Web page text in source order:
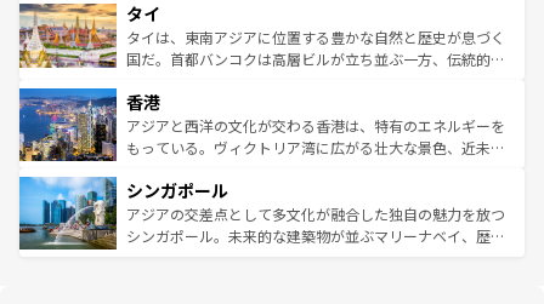
リティに包まれながら、韓国の多彩な魅力を心ゆくまで味
わってみてほしい。 なお、新着の韓国情報はコンテンツ一
覧を参照してほしい。
急速な発展と共に伝統が息づく。ハノイの古い町並みやホ
ーチミン市のフランス統治時代の建物も、独特の雰囲気を
醸し出している。また、バラエティの豊かさとおいしさで
とつ。フォーやバインミー、ベトナムコーヒーなどは、ぜ
ひ現地で味わいたい。どの地域を訪れてもあたたかい人々
が旅行者を迎えてくれるので、きっと忘れられない旅にな
参照してほしい。
タイ
タイは、東南アジアに位置する豊かな自然と歴史が息づく
国だ。首都バンコクは高層ビルが立ち並ぶ一方、伝統的な
の活気が交差している。北部ではチェンマイなどの山岳地
帯で自然と触れ合い、南部ではプーケットやクラビの美し
いビーチでリゾート気分を楽しむことができる。タイ料理
激する。気候は一年中温暖で、どの季節にも異なる楽しみ
が待っている。親しみやすいタイの人々、仏教を中心とし
た文化、そして多様な観光資源が、訪れる旅人を魅了し続
香港
アジアと西洋の文化が交わる香港は、特有のエネルギーを
もっている。ヴィクトリア湾に広がる壮大な景色、近未来
み、どこを訪れても感動するはず。観光スポットが密集し
ており、効率よく見どころを回れるのも魅力。息をのむよ
うな絶景から文化的な体験まで、香港を存分に楽しみ尽く
シンガポール
アジアの交差点として多文化が融合した独自の魅力を放つ
シンガポール。未来的な建築物が並ぶマリーナベイ、歴史